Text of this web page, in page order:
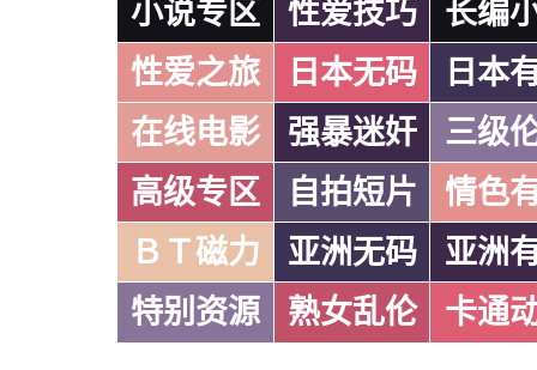
小说专区
性爱技巧
长编
性爱之旅
日本无码
日本
在线电影
强暴迷奸
三级
高级专区
自拍短片
情色
ＢＴ磁力
亚洲无码
亚洲
特别资源
熟女乱伦 卡通